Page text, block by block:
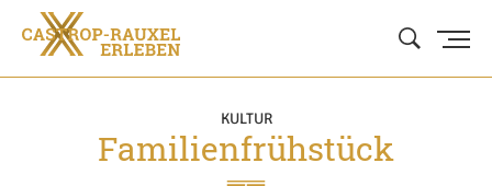
KULTUR
Familienfrühstück